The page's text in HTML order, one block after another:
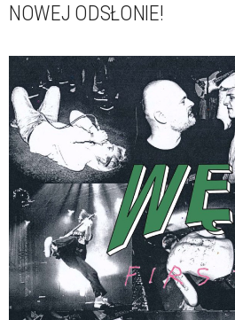
NOWEJ ODSŁONIE!